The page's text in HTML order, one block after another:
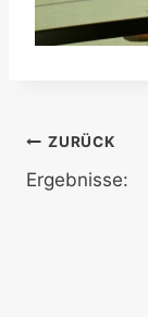
ZURÜCK
Ergebnisse: